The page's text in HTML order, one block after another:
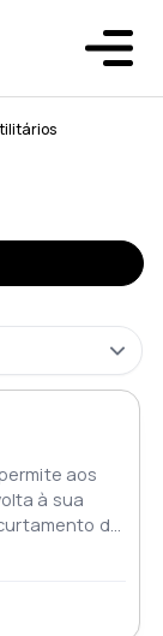
aos
à sua
de
original,
pessoa